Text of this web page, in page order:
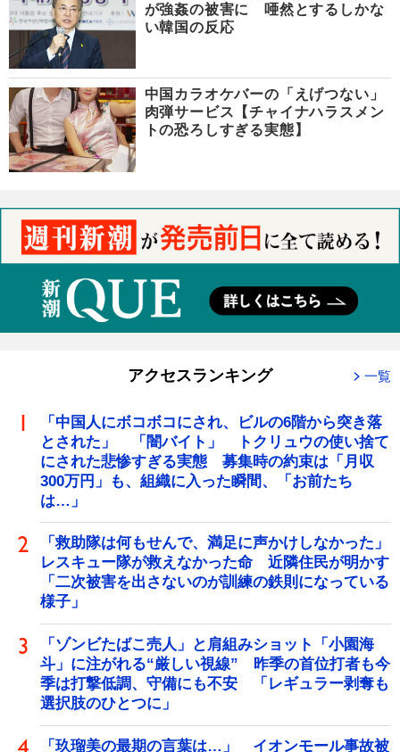
が強姦の被害に 唖然とするしかな
い韓国の反応
中国カラオケバーの「えげつない」
肉弾サービス【チャイナハラスメン
トの恐ろしすぎる実態】
アクセスランキング 一覧
「中国人にボコボコにされ、ビルの6階から突き落
とされた」 「闇バイト」 トクリュウの使い捨て
にされた悲惨すぎる実態 募集時の約束は「月収
300万円」も、組織に入った瞬間、「お前たち
は…」
「救助隊は何もせんで、満足に声かけしなかった」
レスキュー隊が救えなかった命 近隣住民が明かす
「二次被害を出さないのが訓練の鉄則になっている
様子」
「ゾンビたばこ売人」と肩組みショット「小園海
斗」に注がれる“厳しい視線” 昨季の首位打者も今
季は打撃低調、守備にも不安 「レギュラー剥奪も
選択肢のひとつに」
「玖瑠美の最期の言葉は…」 イオンモール事故被